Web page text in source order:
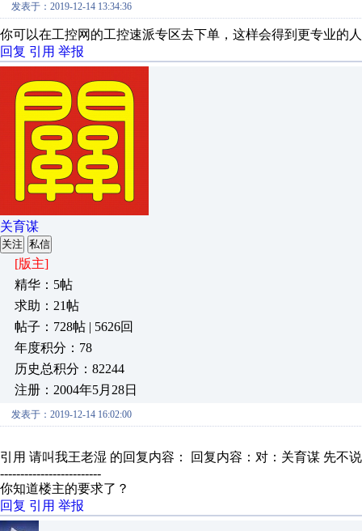
发表于：2019-12-14 13:34:36
你可以在工控网的工控速派专区去下单，这样会得到更专业的
回复 引用 举报
关育谋
关注 私信
[版主]
精华：5帖
求助：21帖
帖子：728帖 | 5626回
年度积分：78
历史总积分：82244
注册：2004年5月28日
发表于：2019-12-14 16:02:00
引用 请叫我王老湿 的回复内容： 回复内容：对：关育谋 先不
-------------------------
你知道楼主的要求了？
回复 引用 举报